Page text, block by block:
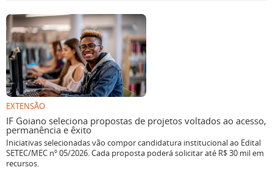
EXTENSÃO
IF Goiano seleciona propostas de projetos voltados ao acesso,
permanência e êxito
Iniciativas selecionadas vão compor candidatura institucional ao Edital
SETEC/MEC nº 05/2026. Cada proposta poderá solicitar até R$ 30 mil em
recursos.